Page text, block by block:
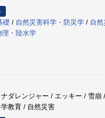
礎 / 自然災害科学・防災学 / 自
理・陸水学
ダレンジャー / エッキー / 雪崩
教育 / 自然災害